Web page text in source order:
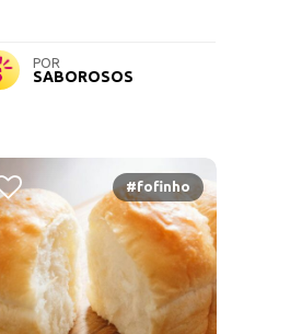
POR
SABOROSOS
#fofinho